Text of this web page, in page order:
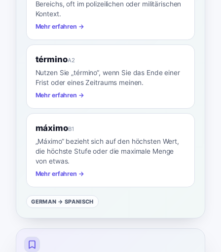
Bereichs, oft im polizeilichen oder militärischen
Kontext.
Mehr erfahren →
términoA2
Nutzen Sie „término“, wenn Sie das Ende einer
Frist oder eines Zeitraums meinen.
Mehr erfahren →
máximoB1
„Máximo“ bezieht sich auf den höchsten Wert,
die höchste Stufe oder die maximale Menge
von etwas.
Mehr erfahren →
GERMAN → SPANISCH